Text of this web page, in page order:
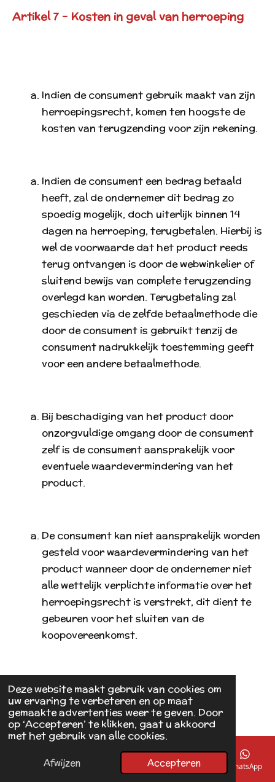
Deze website maakt gebruik van cookies om
uw ervaring te verbeteren en op maat
gemaakte advertenties weer te geven. Door
op ‘Accepteren’ te klikken, gaat u akkoord
met het gebruik van alle cookies.
Afwijzen Accepteren
Artikel 7 - Kosten in geval van herroeping
Indien de consument gebruik maakt van zijn
herroepingsrecht, komen ten hoogste de
kosten van terugzending voor zijn rekening.
Indien de consument een bedrag betaald
heeft, zal de ondernemer dit bedrag zo
spoedig mogelijk, doch uiterlijk binnen 14
dagen na herroeping, terugbetalen. Hierbij is
wel de voorwaarde dat het product reeds
terug ontvangen is door de webwinkelier of
sluitend bewijs van complete terugzending
overlegd kan worden. Terugbetaling zal
geschieden via de zelfde betaalmethode die
door de consument is gebruikt tenzij de
consument nadrukkelijk toestemming geeft
voor een andere betaalmethode.
Bij beschadiging van het product door
onzorgvuldige omgang door de consument
zelf is de consument aansprakelijk voor
eventuele waardevermindering van het
product.
De consument kan niet aansprakelijk worden
gesteld voor waardevermindering van het
product wanneer door de ondernemer niet
alle wettelijk verplichte informatie over het
herroepingsrecht is verstrekt, dit dient te
gebeuren voor het sluiten van de
koopovereenkomst.
Artikel 8 - Uitsluiting herroepingsrecht
De ondernemer kan het herroepingsrecht
E-mailadres Telefoonnummer Kaart Facebook WhatsApp